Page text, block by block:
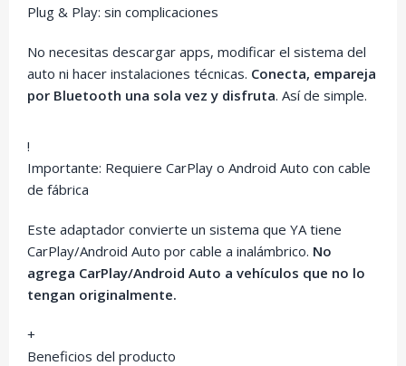
Plug & Play: sin complicaciones
No necesitas descargar apps, modificar el sistema del
auto ni hacer instalaciones técnicas. Conecta, empareja
por Bluetooth una sola vez y disfruta. Así de simple.
!
Importante: Requiere CarPlay o Android Auto con cable
de fábrica
Este adaptador convierte un sistema que YA tiene
CarPlay/Android Auto por cable a inalámbrico. No
agrega CarPlay/Android Auto a vehículos que no lo
tengan originalmente.
+
Beneficios del producto